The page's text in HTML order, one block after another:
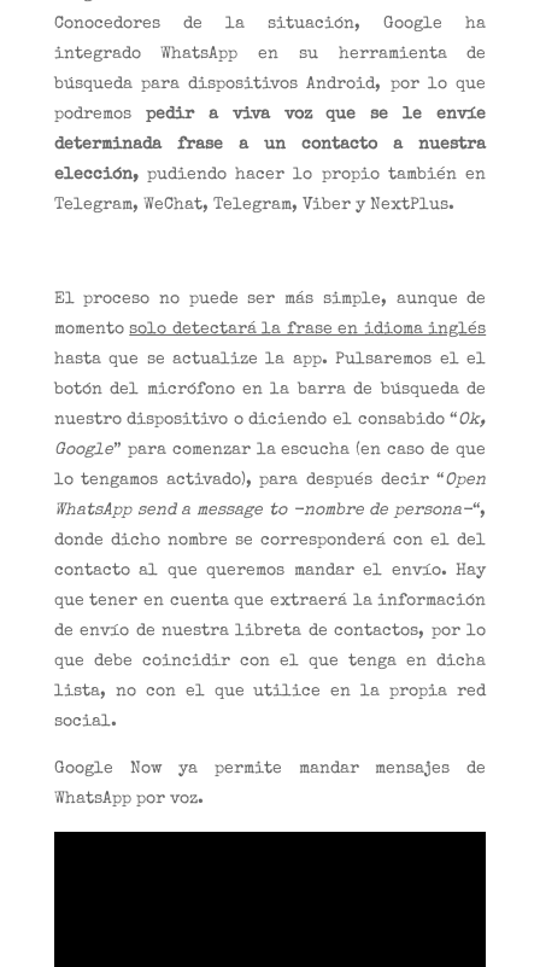
Conocedores de la situación, Google ha
integrado WhatsApp en su herramienta de
búsqueda para dispositivos Android, por lo que
podremos pedir a viva voz que se le envíe
determinada frase a un contacto a nuestra
elección,pudiendo hacer lo propio también en
Telegram, WeChat, Telegram, Viber y NextPlus.
El proceso no puede ser más simple, aunque de
momentosolo detectará la frase en idioma inglés
hasta que se actualize la app. Pulsaremos el el
botón del micrófono en la barra de búsqueda de
nuestro dispositivo o diciendo el consabido “Ok,
Google” para comenzar la escucha (en caso de que
lo tengamos activado), para después decir “Open
WhatsApp send a message to -nombre de persona-“,
donde dicho nombre se corresponderá con el del
contacto al que queremos mandar el envío. Hay
que tener en cuenta que extraerá la información
de envío de nuestra libreta de contactos, por lo
que debe coincidir con el que tenga en dicha
lista, no con el que utilice en la propia red
social.
Google Now ya permite mandar mensajes de
WhatsApp por voz.